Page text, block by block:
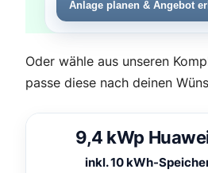
Anlage planen & Angebot
Oder wähle aus unseren
passe diese nach deinen
9,4 kWp
inkl. 10 kWh-